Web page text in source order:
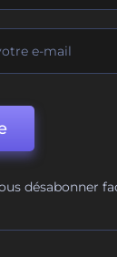
désabonner